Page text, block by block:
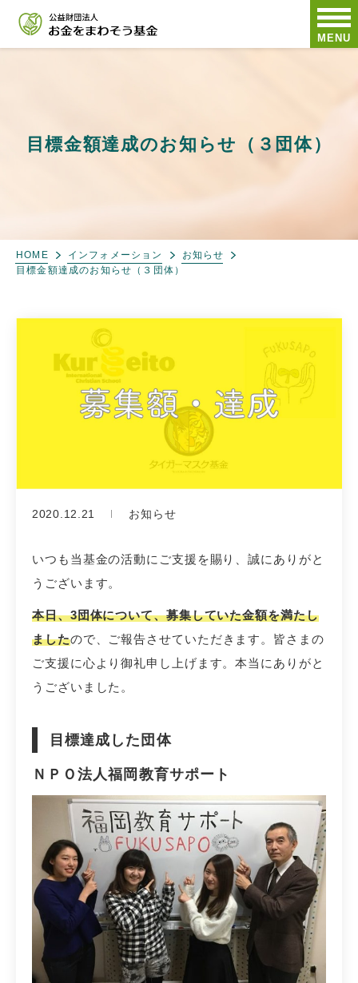
MENU
目標金額達成のお知らせ（３団体）
HOME インフォメーション
お知らせ
目標金額達成のお知らせ（３団体）
2020.12.21 お知らせ
いつも当基金の活動にご支援を賜り、誠にありがと
うございます。
本日、3団体について、募集していた金額を満たし
ましたので、ご報告させていただきます。皆さまの
ご支援に心より御礼申し上げます。本当にありがと
うございました。
目標達成した団体
ＮＰＯ法人福岡教育サポート